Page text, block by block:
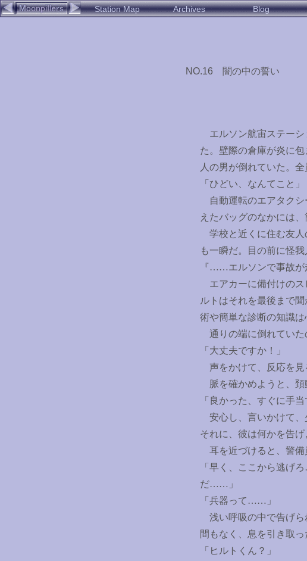
Station Map Archives Blog
NO.16 闇の中の誓い
エルソン航宙ステーシ
た。壁際の倉庫が炎に
人の男が倒れていた。
「ひどい、なんてこと」
自動運転のエアタクシ
えたバッグのなかには
学校と近くに住む友人
も一瞬だ。目の前に怪
『……エルソンで事故
エアカーに備付けのス
ルトはそれを最後まで
術や簡単な診断の知識
通りの端に倒れていた
「大丈夫ですか！」
声をかけて、反応を見
脈を確かめようと、頚
「良かった、すぐに手当
安心し、言いかけて、
それに、彼は何かを告げ
耳を近づけると、警備
「早く、ここから逃げろ
だ…… 」
「兵器って …… 」
浅い呼吸の中で告げら
間もなく、息を引き取っ
「ヒルトくん？」